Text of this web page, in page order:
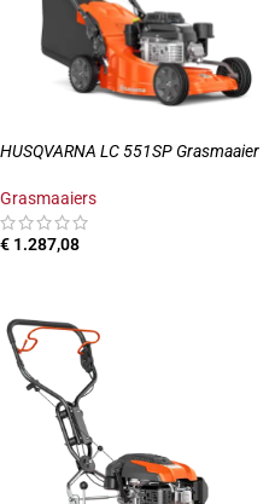
HUSQVARNA LC 551SP Grasmaaier
Grasmaaiers
€ 1.287,08